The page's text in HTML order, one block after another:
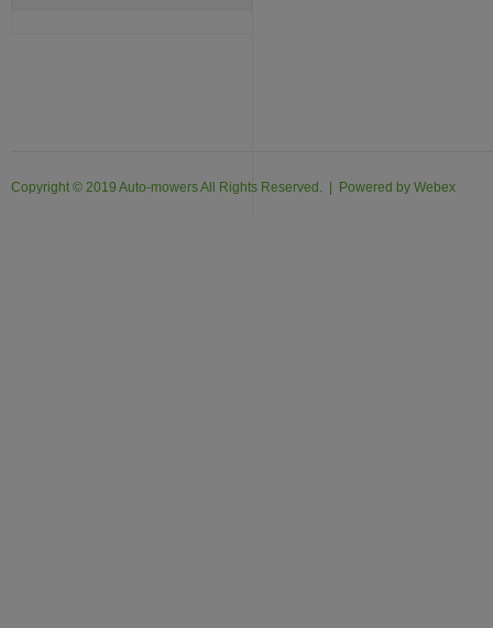
Copyright © 2019 Auto-mowers All Rights Reserved. | Powered by Webex